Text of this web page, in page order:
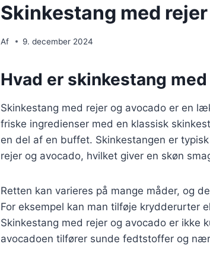
Skinkestang med
Af 9. december 2024
Hvad er skinkestang
Skinkestang med rejer og avocado er en
friske ingredienser med en klassisk
en del af en buffet. Skinkestangen er
rejer og avocado, hvilket giver en skøn
Retten kan varieres på mange måder, og
For eksempel kan man tilføje krydderurter
Skinkestang med rejer og avocado er ikke
avocadoen tilfører sunde fedtstoffer og